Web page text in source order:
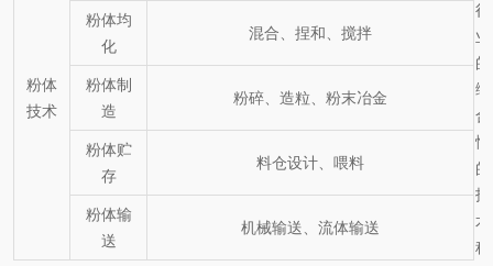
粉体
技术
粉体均
化
混合、捏和、搅拌
粉体制
造
粉碎、造粒、粉末冶金
粉体贮
存
料仓设计、喂料
粉体输
送
机械输送、流体输送
行
业
的
综
合
性
的
技
术
科